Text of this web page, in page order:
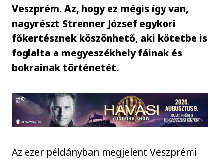
Veszprém. Az, hogy ez mégis így van,
nagyrészt Strenner József egykori
főkertésznek köszönhető, aki kötetbe is
foglalta a megyeszékhely fáinak és
bokrainak történetét.
Az ezer példányban megjelent Veszprémi